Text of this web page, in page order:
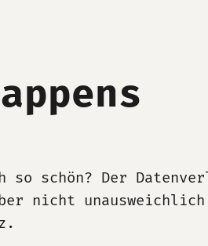
so schön? Der
nicht